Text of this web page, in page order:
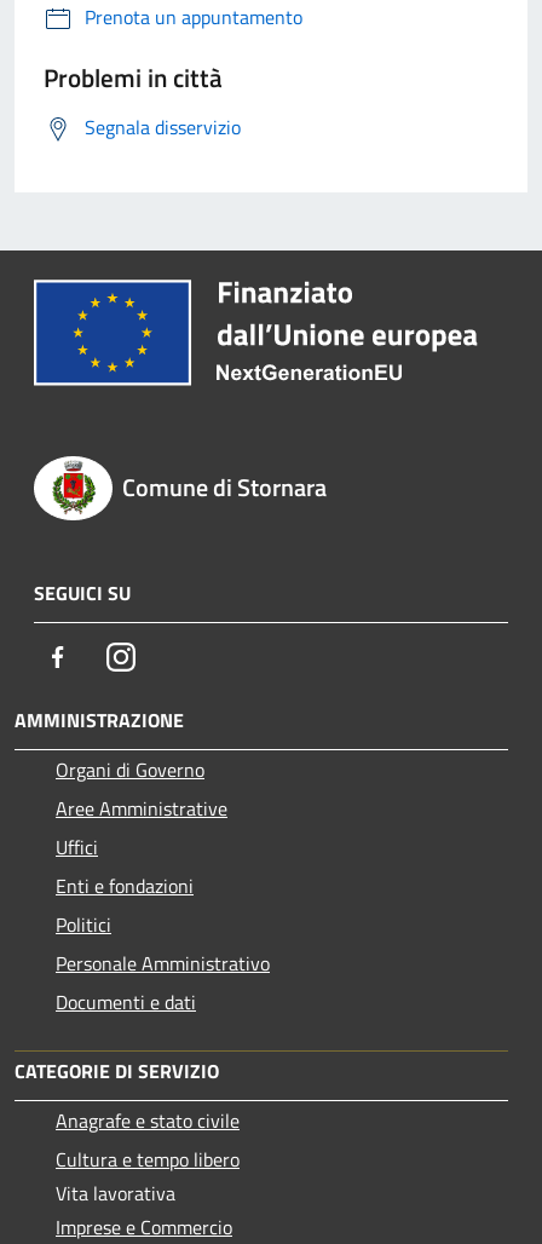
Prenota un appuntamento
Problemi in città
Segnala disservizio
Comune di Stornara
SEGUICI SU
FacebookInstagram
AMMINISTRAZIONE
Organi di Governo
Aree Amministrative
Uffici
Enti e fondazioni
Politici
Personale Amministrativo
Documenti e dati
CATEGORIE DI SERVIZIO
Anagrafe e stato civile
Cultura e tempo libero
Vita lavorativa
Imprese e Commercio